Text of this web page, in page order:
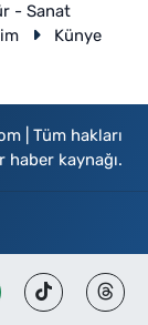
- Sanat
Künye
| Tüm hakları
haber kaynağı.